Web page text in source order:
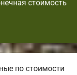
стоимость
по стоимости